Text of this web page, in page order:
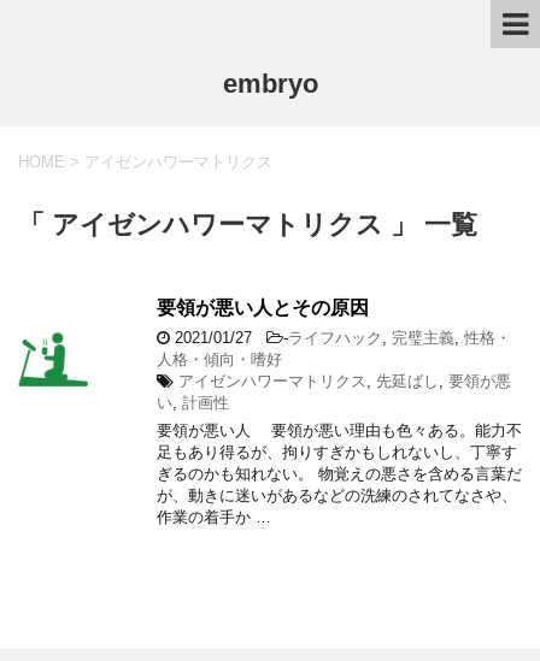
embryo
HOME > アイゼンハワーマトリクス
「 アイゼンハワーマトリクス 」 一覧
要領が悪い人とその原因
2021/01/27 -ライフハック 完璧主義 性格・
人格・傾向・嗜好
アイゼンハワーマトリクス
先延ばし
要領が悪
い 計画性
要領が悪い人 要領が悪い理由も色々ある。能力不
足もあり得るが、拘りすぎかもしれないし、丁寧す
ぎるのかも知れない。 物覚えの悪さを含める言葉だ
が、動きに迷いがあるなどの洗練のされてなさや、
作業の着手か …